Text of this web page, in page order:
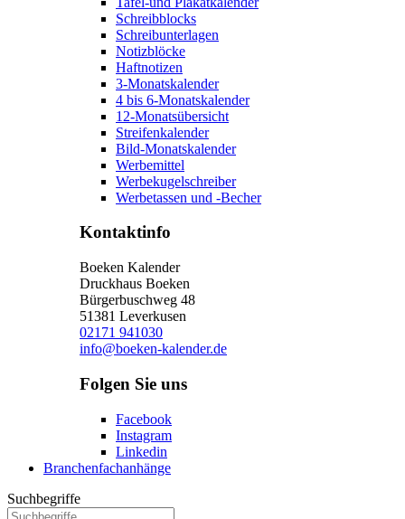
Schreibblocks
Schreibunterlagen
Notizblöcke
Haftnotizen
3-Monatskalender
4 bis 6-Monatskalender
12-Monatsübersicht
Streifenkalender
Bild-Monatskalender
Werbemittel
Werbekugelschreiber
Werbetassen und -Becher
Kontaktinfo
Boeken Kalender
Druckhaus Boeken
Bürgerbuschweg 48
51381 Leverkusen
02171 941030
info@boeken-kalender.de
Folgen Sie uns
Facebook
Instagram
Linkedin
Branchenfachanhänge
Suchbegriffe